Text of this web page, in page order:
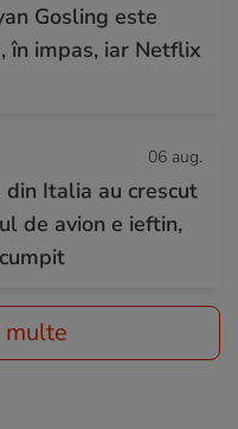
Gosling este
în impas, iar Netflix
06 aug.
Italia au crescut
de avion e ieftin,
multe